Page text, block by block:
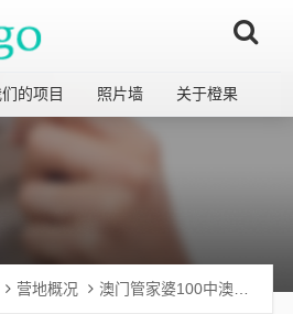
的项目 照片墙 关于橙果
营地概况 澳门管家婆100中澳是真的吗:规范解答、专家解析解释与落实,警惕虚假的假广告云